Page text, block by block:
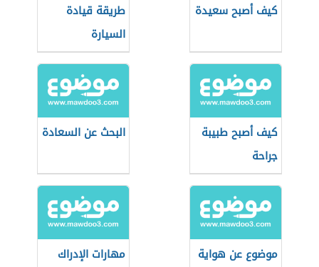
كيف أصبح سعيدة
طريقة قيادة
السيارة
كيف أصبح طبيبة
جراحة
البحث عن السعادة
موضوع عن هواية
مهارات الإدراك